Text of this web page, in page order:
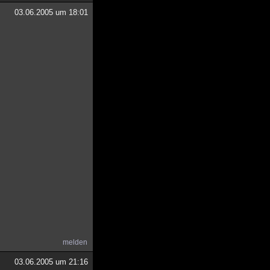
03.06.2005 um 18:01
melden
03.06.2005 um 21:16